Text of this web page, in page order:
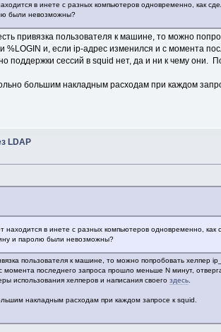
в инете с разных компьютеров одновременно, как
были невозможны?
привязка пользователя к машине, то можно
и, если ip-адрес изменился и с момента
поддержки сессий в squid нет, да и ни к чему они.
большим накладным расходам при каждом
LDAP
в инете с разных компьютеров одновременно,
и паролю были невозможны?
пользователя к машине, то можно попробовать хелпер
последнего запроса прошло меньше N минут,
использования хелперов и написания своего здесь.
накладным расходам при каждом запросе к squid.